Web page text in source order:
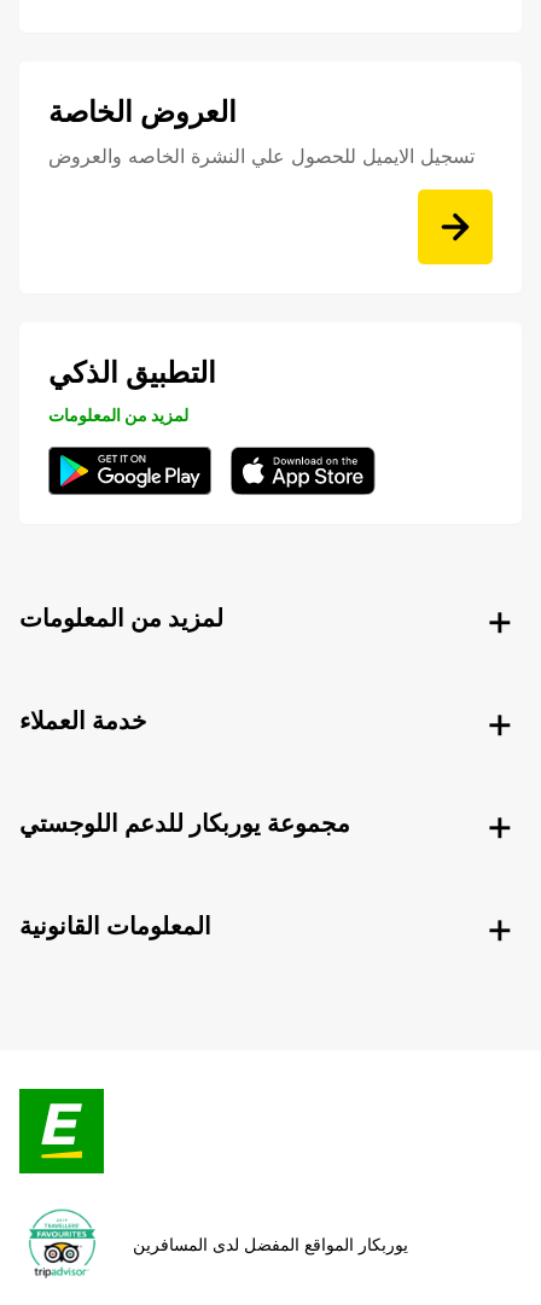
العروض الخاصة
تسجيل الايميل للحصول علي النشرة الخاصه والعروض
التطبيق الذكي
لمزيد من المعلومات
لمزيد من المعلومات
خدمة العملاء
مجموعة يوربكار للدعم اللوجستي
المعلومات القانونية
يوربكار المواقع المفضل لدى المسافرين